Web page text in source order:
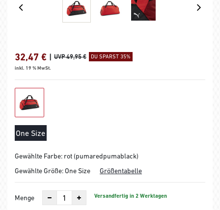
32,47 € | UVP 49,95 € DU SPARST 35%
inkl. 19 % MwSt.
One Size
Gewählte Farbe: rot (pumaredpumablack)
Gewählte Größe:One Size Größentabelle
Menge Versandfertig in 2 Werktagen